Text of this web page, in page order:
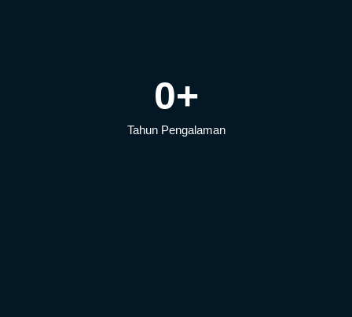
0+
Tahun Pengalaman